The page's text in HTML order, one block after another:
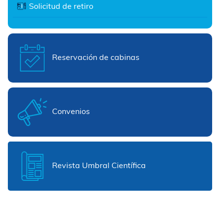
Solicitud de retiro
Reservación de cabinas
Convenios
Revista Umbral Científica